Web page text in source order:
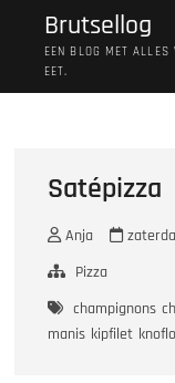
Brutsellog
EEN BLOG MET
EET.
Satépizza
Anja
Pizza
champignons
manis kipfilet